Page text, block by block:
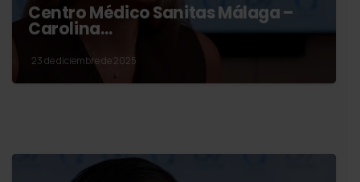
Centro Médico Sanitas Málaga –
Carolina…
23 de diciembre de 2025